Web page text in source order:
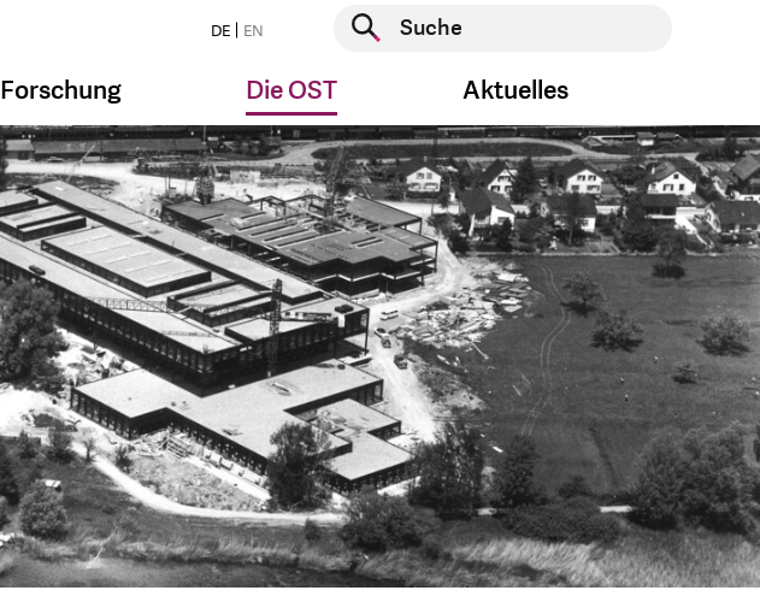
DE EN
Suche starten
Forschung Die OST Aktuelles